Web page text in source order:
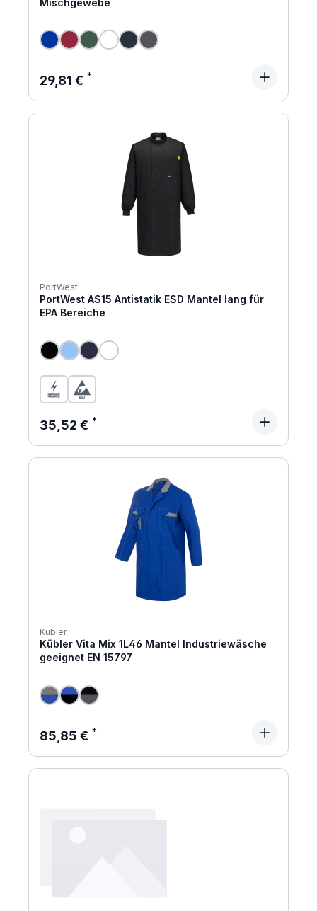
Regulärer Preis:
29,81 €
PortWest
PortWest AS15 Antistatik ESD Mantel lang für
EPA Bereiche
Regulärer Preis:
35,52 €
Kübler
Kübler Vita Mix 1L46 Mantel Industriewäsche
geeignet EN 15797
Regulärer Preis:
85,85 €